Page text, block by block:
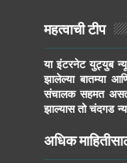
महत्वाची टीप
या इंटरनेट युट्युब
झालेल्या बातम्या
संचालक सहमत
झाल्यास तो चंदगड
अधिक